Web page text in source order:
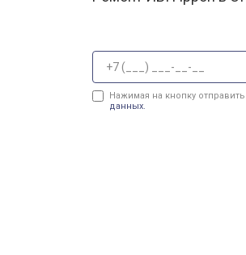
Нажимая на кнопку
данных.